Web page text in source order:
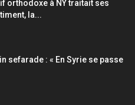
orthodoxe à NY traitait ses
la...
sefarade : « En Syrie se passe